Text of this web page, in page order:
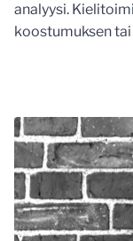
analyysi.
koostumuksen